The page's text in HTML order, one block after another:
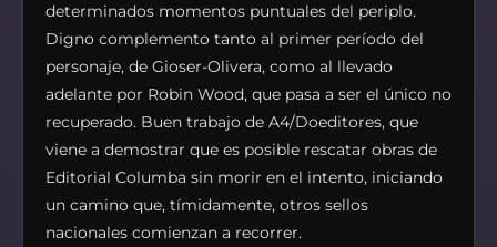
determinados momentos puntuales del periplo.
Digno complemento tanto al primer período del
personaje, de Gioser-Olivera, como al llevado
adelante por Robin Wood, que pasa a ser el único no
recuperado. Buen trabajo de A4/Doeditores, que
viene a demostrar que es posible rescatar obras de
Editorial Columba sin morir en el intento, iniciando
un camino que, tímidamente, otros sellos
nacionales comienzan a recorrer.